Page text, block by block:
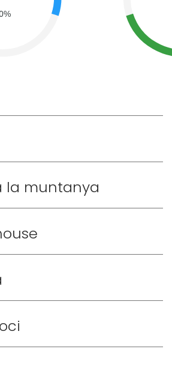
la muntanya